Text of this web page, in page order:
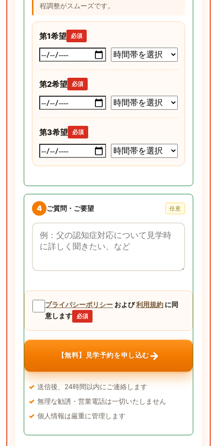
程調整がスムーズです。
第1希望 必須
第2希望 必須
第3希望 必須
4 ご質問・ご要望 任意
ご質問・ご要望
プライバシーポリシー および利用規約 に同
意します
必須
【無料】見学予約を申し込む→
送信後、24時間以内にご連絡します
無理な勧誘・営業電話は一切いたしません
個人情報は厳重に管理します